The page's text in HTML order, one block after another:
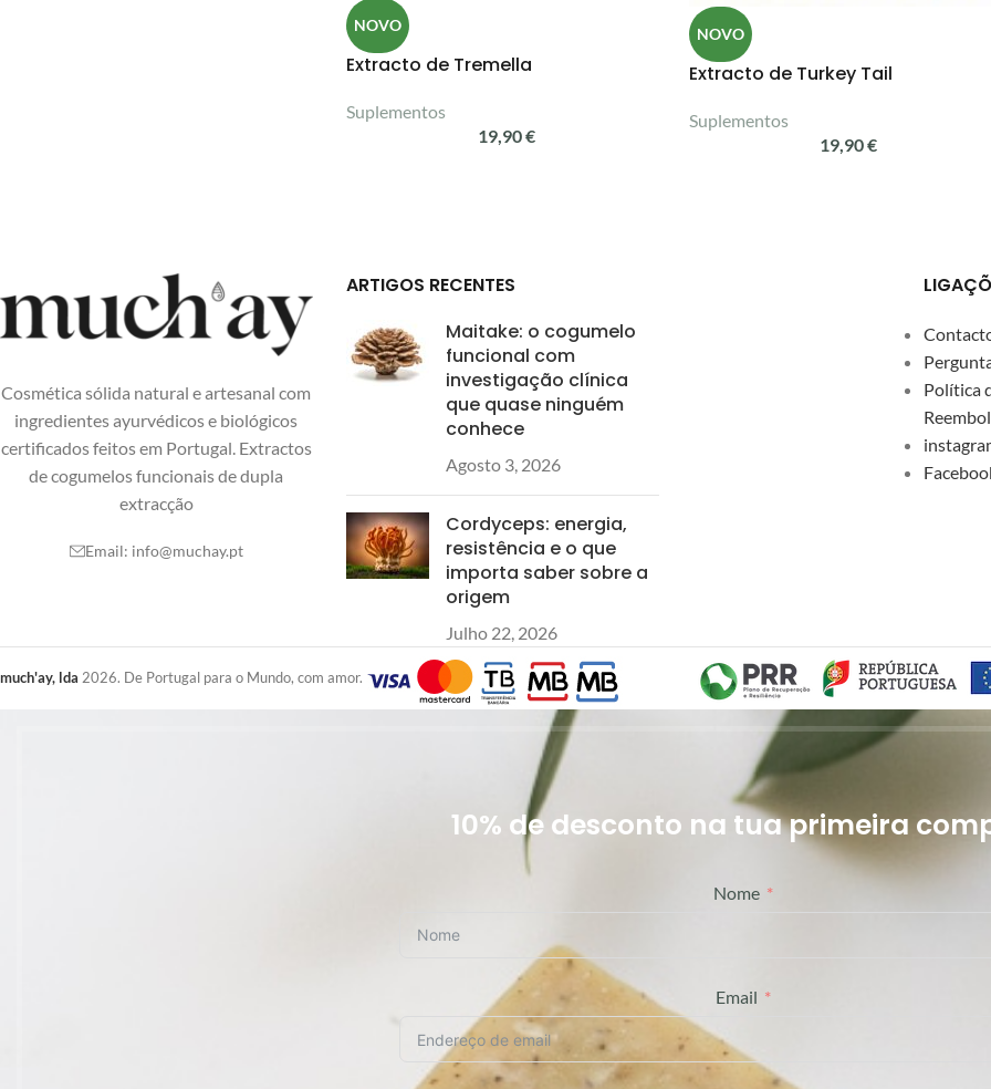
NOVO
Extracto de Tremella
Suplementos
19,90€
NOVO
Extracto de Turkey Tail
Suplementos
19,90€
Cosmética sólida natural e artesanal com
ingredientes ayurvédicos e biológicos
certificados feitos em Portugal. Extractos
de cogumelos funcionais de dupla
extracção
Email: info@muchay.pt
ARTIGOS RECENTES
Maitake: o cogumelo
funcional com
investigação clínica
que quase ninguém
conhece
Agosto 3, 2026
Cordyceps: energia,
resistência e o que
importa saber sobre a
origem
Julho 22, 2026
Política
much'ay, lda 2026. De Portugal para o Mundo, com amor.
10% de desconto na tua primeira
Nome
Email